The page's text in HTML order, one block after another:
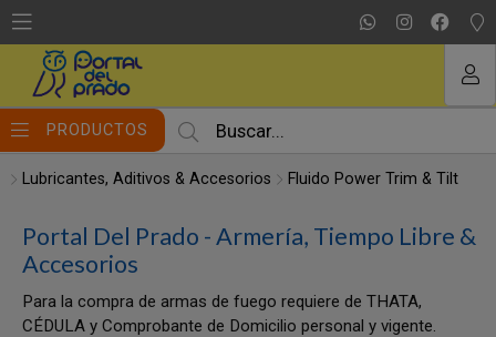
PRODUCTOS
Lubricantes, Aditivos & Accesorios Fluido Power Trim & Tilt
Portal Del Prado - Armería, Tiempo Libre &
Accesorios
Para la compra de armas de fuego requiere de THATA,
CÉDULA y Comprobante de Domicilio personal y vigente.